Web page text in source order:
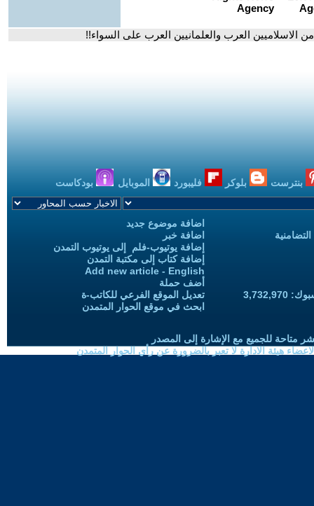
الاسلاميين العرب والعلمانيين العرب على السواء!!
بنترست بلوكر فليبورد الموبايل بودكاست
اضافة موضوع جديد
اضافة خبر
إضافة يوتيوب-فلم إلى يوتيوب التمدن
إضافة كتاب إلى مكتبة التمدن
Add new article - English
أضف حملة
تعديل الموقع الفرعي للكاتب-ة
ابحث في موقع الحوار المتمدن
متاحة للجميع مع الإشارة إلى المصدر
هيئة الادارة لا تعبر بالضرورة عن رأي الحوار المتمدن